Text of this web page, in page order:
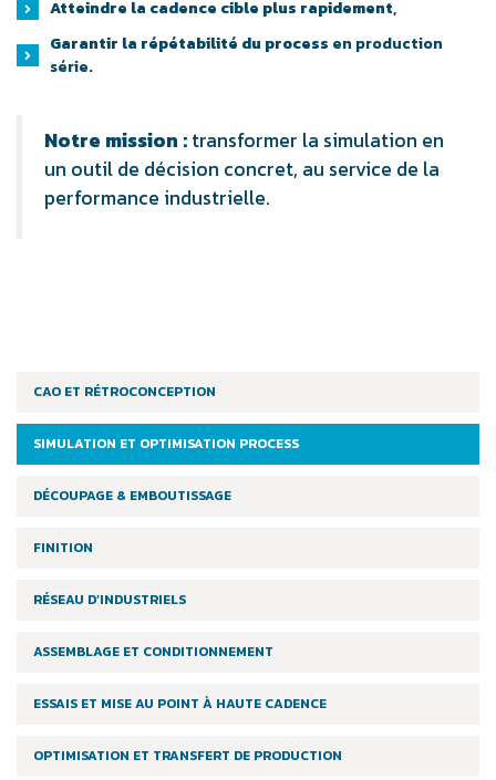
Atteindre la cadence cible plus rapidement,
Garantir la répétabilité du process en production
série.
Notre mission :transformer la simulation en
un outil de décision concret, au service de la
performance industrielle.
CAO ET RÉTROCONCEPTION
SIMULATION ET OPTIMISATION PROCESS
DÉCOUPAGE & EMBOUTISSAGE
FINITION
RÉSEAU D’INDUSTRIELS
ASSEMBLAGE ET CONDITIONNEMENT
ESSAIS ET MISE AU POINT À HAUTE CADENCE
OPTIMISATION ET TRANSFERT DE PRODUCTION